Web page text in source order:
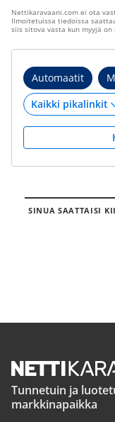
Nettikaravaani.com ei ota
Ilmoitetuissa tiedoissa
siis sitova vasta kun myyjä
Automaatit
SINUA SAATTAISI
Tunnetuin ja
markkinapaikka